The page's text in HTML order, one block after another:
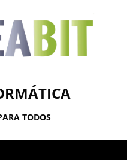
TODOS